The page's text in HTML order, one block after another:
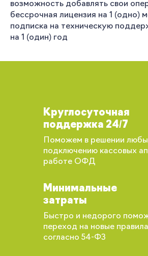
возможность добавлять свои
бессрочная лицензия на 1 (одно)
подписка на техническую
на 1 (один) год
Круглосуточная
поддержка 24/7
Поможем в решении
подключению кассовых
работе ОФД
Минимальные
затраты
Быстро и недорого
переход на новые
согласно 54-ФЗ